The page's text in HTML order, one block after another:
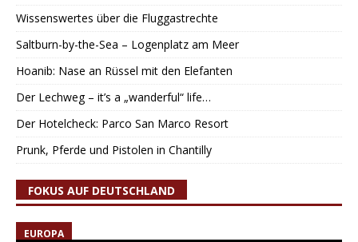
Wissenswertes über die Fluggastrechte
Saltburn-by-the-Sea – Logenplatz am Meer
Hoanib: Nase an Rüssel mit den Elefanten
Der Lechweg – it’s a „wanderful“ life…
Der Hotelcheck: Parco San Marco Resort
Prunk, Pferde und Pistolen in Chantilly
FOKUS AUF DEUTSCHLAND
EUROPA